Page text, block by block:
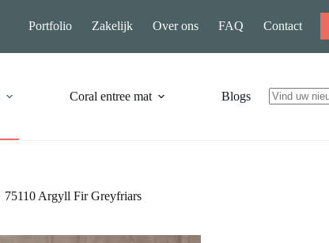
Portfolio Zakelijk Over ons FAQ Contact
Coral entree mat
Blogs
75110 Argyll Fir Greyfriars